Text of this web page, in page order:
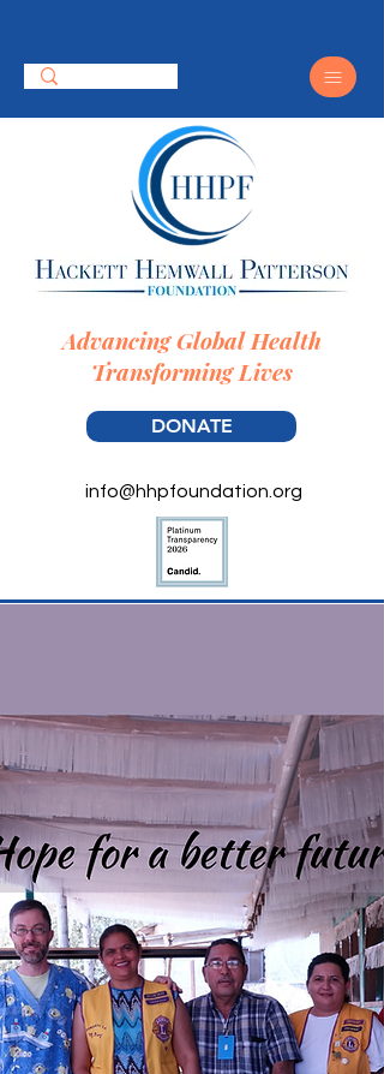
DONATE
info@hhpfoundation.org
Advancing Global Health
Transforming Lives